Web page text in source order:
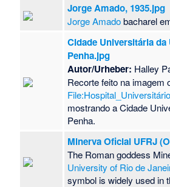
Jorge Amado, 1935.jpg
Jorge Amadobacharel
Cidade Universitária
Penha.jpg
Autor/Urheber: Halley
Recorte feito na imagem
mostrando a Cidade
Penha.
Minerva Oficial UFRJ
The Roman goddess
University of Rio de
symbol is widely used in